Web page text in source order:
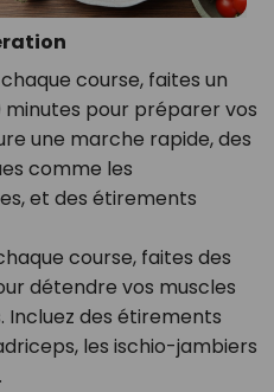
course, faites un
pour préparer vos
une marche rapide, des
comme les
et des étirements
course, faites des
détendre vos muscles
Incluez des étirements
les ischio-jambiers